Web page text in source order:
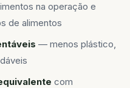
na operação e
de alimentos
— menos plástico,
com